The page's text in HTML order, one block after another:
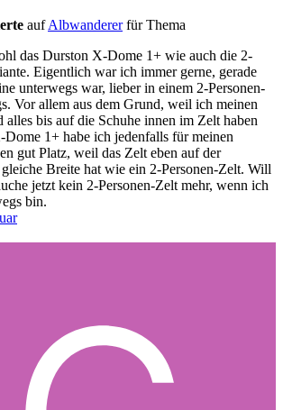
aufAlbwandererfür Thema
das Durston X-Dome 1+ wie auch die 2-
Eigentlich war ich immer gerne, gerade
unterwegs war, lieber in einem 2-Personen-
Vor allem aus dem Grund, weil ich meinen
alles bis auf die Schuhe innen im Zelt haben
1+ habe ich jedenfalls für meinen
gut Platz, weil das Zelt eben auf der
Breite hat wie ein 2-Personen-Zelt. Will
jetzt kein 2-Personen-Zelt mehr, wenn ich
bin.